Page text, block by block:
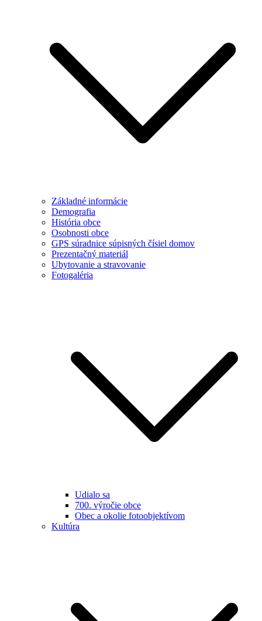
Základné informácie
Demografia
História obce
Osobnosti obce
GPS súradnice súpisných čísiel domov
Prezentačný materiál
Ubytovanie a stravovanie
Fotogaléria
Udialo sa
700. výročie obce
Obec a okolie fotoobjektívom
Kultúra